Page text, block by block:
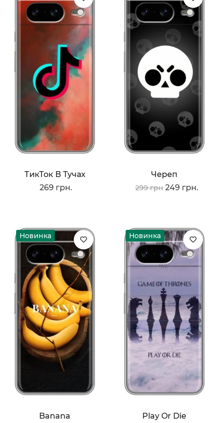
ТикТок В Тучах
269 грн.
Череп
299 грн 249 грн.
Новинка
Banana
Новинка
Play Or Die